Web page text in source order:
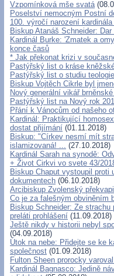
Vzpomínková mše svatá
Poselství nemocným Postní
100. výročí narození
Biskup Atanáš Schneider:
Kardinál Burke: 'Zmatek a
konce časů
* Jak překonat krizi v
Pastýřský list o kráse
Pastýřský list o studiu teologie
Biskup Vojtěch Cikrle byl
Nový generální vikář
Pastýřský list na Nový rok
Přání k Vánocům od našeho
Kardinál: Praktikující
dostat přijímání (01.11.2018)
Biskup: "Církev nesmí mít
islamizovaná! ... (27.10.2018)
Kardinál Sarah na synodě:
+ Život Cirkvi vo svete 43/
Biskup Chaput vystoupil
dokumentech (06.10.2018)
Arcibiskup Zvolenský
Co je za falešným obviněním
Biskup Schneider: Ze
preláti prohlášení (11.09.2018)
Ještě nikdy v historii nebyl
(04.09.2018)
Útok na nebe: Přidejte se ke
společnost (01.09.2018)
Fulton Sheen prorocky
Kardinál Bagnasco: Jedině